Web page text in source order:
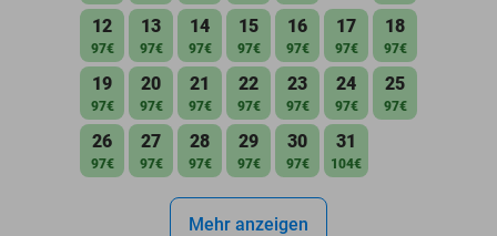
12
97€
13
97€
14
97€
15
97€
16
97€
17
97€
18
97€
19
97€
20
97€
21
97€
22
97€
23
97€
24
97€
25
97€
26
97€
27
97€
28
97€
29
97€
30
97€
31
104€
Mehr anzeigen